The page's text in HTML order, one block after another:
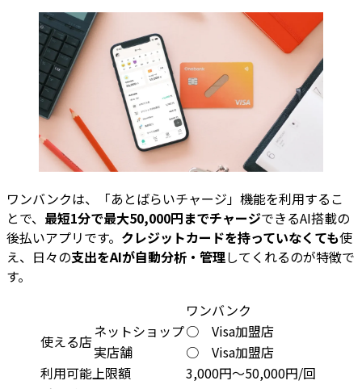
ワンバンクは、「あとばらいチャージ」機能を利用するこ
とで、 最短1分で最大50,000円までチャージできるAI搭載の
後払いアプリです。 クレジットカードを持っていなくても使
え、日々の支出をAIが自動分析・管理してくれるのが特徴で
す。
ワンバンク
使える店
ネットショップ○ Visa加盟店
実店舗
○ Visa加盟店
利用可能上限額
3,000円〜50,000円/回